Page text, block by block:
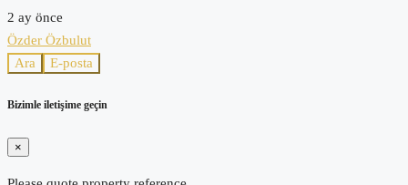
2 ay önce
Özder Özbulut
Ara
E-posta
Bizimle iletişime geçin
×